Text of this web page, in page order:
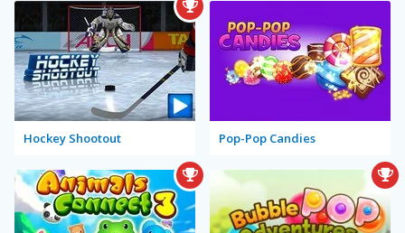
Hockey Shootout Pop-Pop Candies